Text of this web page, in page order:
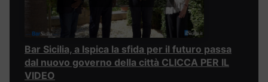
Bar Sicilia, a Ispica la sfida per il futuro passa
dal nuovo governo della città CLICCA PER IL
VIDEO